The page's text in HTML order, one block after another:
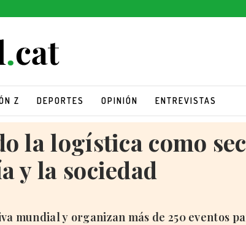
Z DEPORTES OPINIÓN ENTREVISTAS
la logística como
y la sociedad
mundial y organizan más de 250 eventos